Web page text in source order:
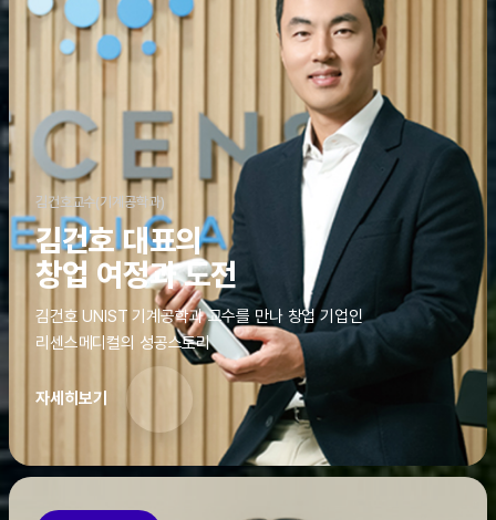
김건호교수(기계공학과)
김건호 대표의
창업 여정과 도전
김건호 UNIST 기계공학과 교수를 만나 창업 기업인
리센스메디컬의 성공스토리
자세히보기